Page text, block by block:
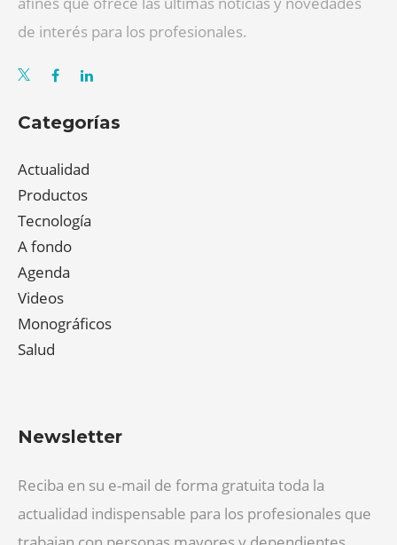
de interés para los profesionales.
Categorías
Actualidad
Productos
Tecnología
A fondo
Agenda
Videos
Monográficos
Salud
Newsletter
Reciba en su e-mail de forma gratuita toda la
actualidad indispensable para los profesionales que